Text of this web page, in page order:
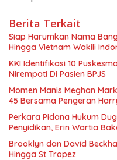
Berita Terkait
Siap Harumkan Nama
Hingga Vietnam Wakili
KKI Identifikasi 10
Nirempati Di Pasien BPJS
Momen Manis Meghan
45 Bersama Pengeran
Perkara Pidana Hukum
Penyidikan, Erin Wartia
Brooklyn dan David
Hingga St Tropez